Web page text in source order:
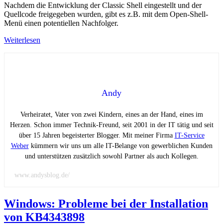
Nachdem die Entwicklung der Classic Shell eingestellt und der
Quellcode freigegeben wurden, gibt es z.B. mit dem Open-Shell-
Menü einen potentiellen Nachfolger.
Weiterlesen
Andy
Verheiratet, Vater von zwei Kindern, eines an der Hand, eines im
Herzen. Schon immer Technik-Freund, seit 2001 in der IT tätig und seit
über 15 Jahren begeisterter Blogger. Mit meiner Firma IT-Service
Weberkümmern wir uns um alle IT-Belange von gewerblichen Kunden
und unterstützen zusätzlich sowohl Partner als auch Kollegen.
www.andysblog.de/
Windows: Probleme bei der Installation
von KB4343898